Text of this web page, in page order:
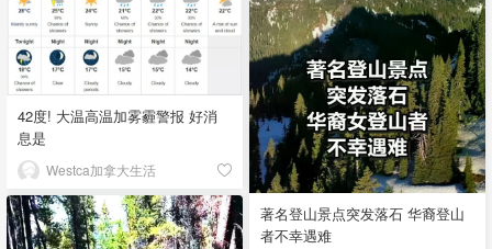
著名登山景点突发落石 华裔登山
者不幸遇难
42度! 大温高温加雾霾警报 好消
息是
Westca加拿大生活